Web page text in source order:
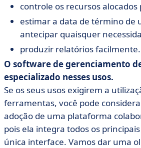
controle os recursos
estimar a data de término de
antecipar quaisquer
produzir relatórios facilmente.
O software de gerenciamento
especializado nesses usos.
Se os seus usos exigirem a
ferramentas, você pode
adoção de uma plataforma
pois ela integra todos os
única interface. Vamos dar uma